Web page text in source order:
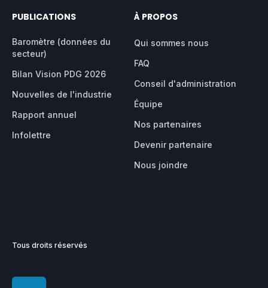
PUBLICATIONS
Baromètre (données du
secteur)
Bilan Vision PDG 2026
Nouvelles de l'industrie
Rapport annuel
Infolettre
À PROPOS
Qui sommes nous
FAQ
Conseil d'administration
Équipe
Nos partenaires
Devenir partenaire
Nous joindre
Tous droits réservés